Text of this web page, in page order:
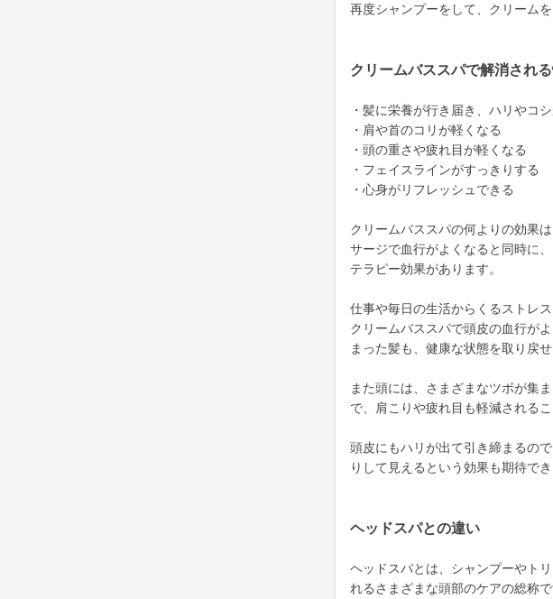
再度シャンプーをして、クリーム
クリームバススパで解消され
・髪に栄養が行き届き、ハリやコ
・肩や首のコリが軽くなる
・頭の重さや疲れ目が軽くなる
・フェイスラインがすっきりする
・心身がリフレッシュできる
クリームバススパの何よりの効果
サージで血行がよくなると同時に
テラピー効果があります。
仕事や毎日の生活からくるストレ
クリームバススパで頭皮の血行が
まった髪も、健康な状態を取り戻せ
また頭には、さまざまなツボが集
で、肩こりや疲れ目も軽減されるこ
頭皮にもハリが出て引き締まるの
りして見えるという効果も期待でき
ヘッドスパとの違い
ヘッドスパとは、シャンプーやト
れるさまざまな頭部のケアの総称